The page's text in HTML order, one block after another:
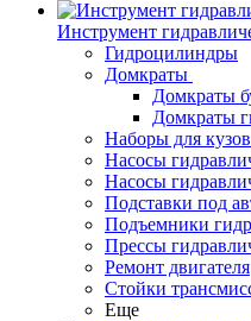
Инструмент
Гидроцилиндры
Домкраты
Домкраты
Домкраты
Наборы для
Насосы
Насосы
Подставки под
Подъемники
Прессы
Ремонт двигателя
Стойки
Еще